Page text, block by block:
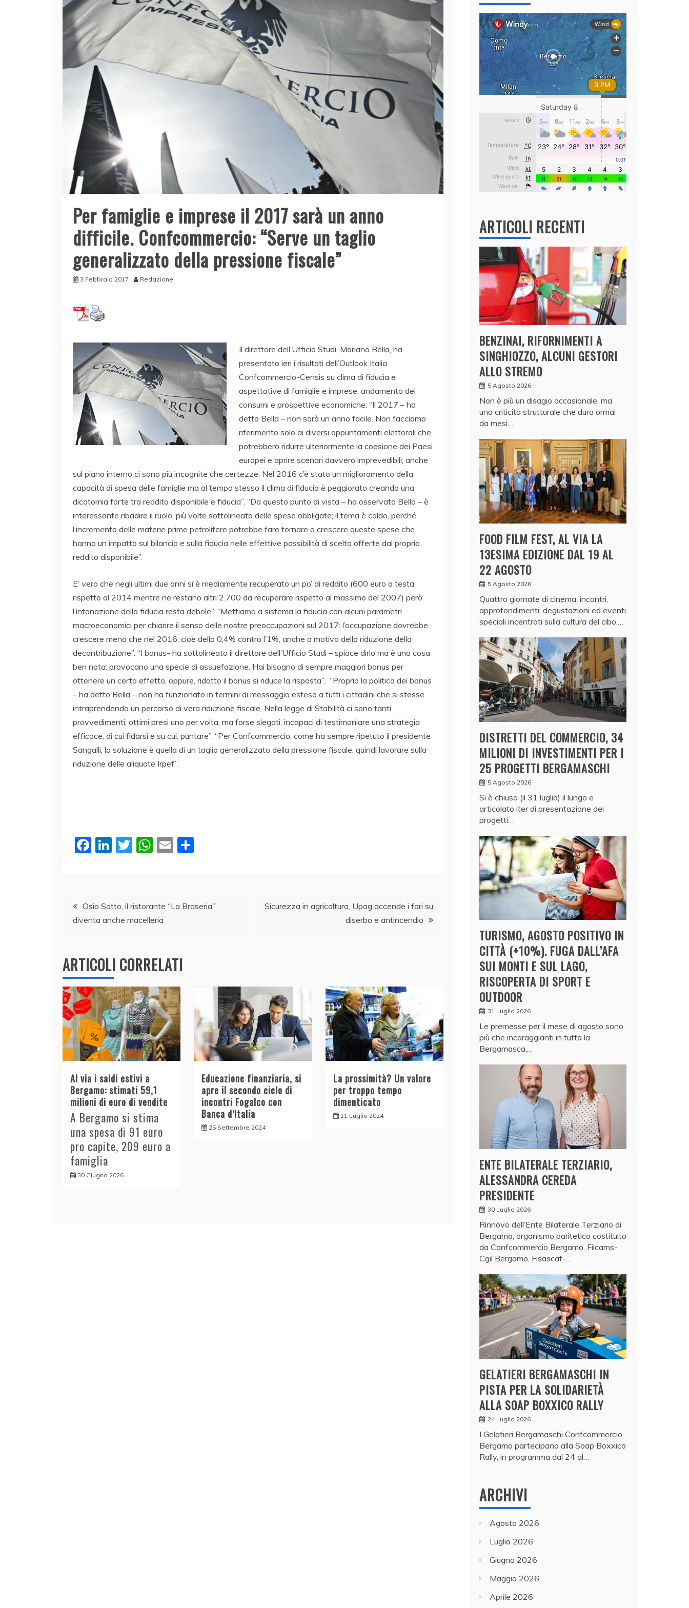
Per famiglie e imprese il 2017 sarà un anno
difficile. Confcommercio: “Serve un taglio
generalizzato della pressione fiscale”
3 Febbraio 2017 Redazione
Il direttore dell’Ufficio Studi, Mariano Bella, ha
presentato ieri i risultati dell’Outlook Italia
Confcommercio-Censis su clima di fiducia e
aspettative di famiglie e imprese, andamento dei
consumi e prospettive economiche. “Il 2017 – ha
detto Bella – non sarà un anno facile. Non facciamo
riferimento solo ai diversi appuntamenti elettorali che
potrebbero ridurre ulteriormente la coesione dei Paesi
europei e aprire scenari davvero imprevedibili; anche
sul piano interno ci sono più incognite che certezze. Nel 2016 c’è stato un miglioramento della
capacità di spesa delle famiglie ma al tempo stesso il clima di fiducia è peggiorato creando una
dicotomia forte tra reddito disponibile e fiducia”. “Da questo punto di vista – ha osservato Bella – è
interessante ribadire il ruolo, più volte sottolineato delle spese obbligate; il tema è caldo, perché
l’incremento delle materie prime petrolifere potrebbe fare tornare a crescere queste spese che
hanno un impatto sul bilancio e sulla fiducia nelle effettive possibilità di scelta offerte dal proprio
reddito disponibile”.
E’ vero che negli ultimi due anni si è mediamente recuperato un po’ di reddito (600 euro a testa
rispetto al 2014 mentre ne restano altri 2.700 da recuperare rispetto al massimo del 2007) però
l’intonazione della fiducia resta debole”. “Mettiamo a sistema la fiducia con alcuni parametri
macroeconomici per chiarire il senso delle nostre preoccupazioni sul 2017: l’occupazione dovrebbe
crescere meno che nel 2016, cioè dello 0,4% contro l’1%, anche a motivo della riduzione della
decontribuzione”. “I bonus- ha sottolineato il direttore dell’Ufficio Studi – spiace dirlo ma è una cosa
ben nota: provocano una specie di assuefazione. Hai bisogno di sempre maggiori bonus per
ottenere un certo effetto, oppure, ridotto il bonus si riduce la risposta”. “Proprio la politica dei bonus
– ha detto Bella – non ha funzionato in termini di messaggio esteso a tutti i cittadini che si stesse
intraprendendo un percorso di vera riduzione fiscale. Nella legge di Stabilità ci sono tanti
provvedimenti, ottimi presi uno per volta, ma forse slegati, incapaci di testimoniare una strategia
efficace, di cui fidarsi e su cui, puntare”. “Per Confcommercio, come ha sempre ripetuto il presidente
Sangalli, la soluzione è quella di un taglio generalizzato della pressione fiscale, quindi lavorare sulla
riduzione delle aliquote Irpef”.
F
b
o
k
Li
dI
n
T
W
A
p
E
vi
Navigazione
articoli
Osio Sotto, il ristorante “La Braseria”
diventa anche macelleria
Sicurezza in agricoltura, Upag accende i fari su
diserbo e antincendio
ARTICOLI CORRELATI
Al via i saldi estivi a
Bergamo: stimati 59,1
milioni di euro di vendite
A Bergamo si stima
una spesa di 91 euro
pro capite, 209 euro a
famiglia
30 Giugno 2026
Educazione finanziaria, si
apre il secondo ciclo di
incontri Fogalco con
Banca d’Italia
25 Settembre 2024
La prossimità? Un valore
per troppo tempo
dimenticato
11 Luglio 2024
ARTICOLI RECENTI
BENZINAI, RIFORNIMENTI A
SINGHIOZZO, ALCUNI GESTORI
ALLO STREMO
5 Agosto 2026
Non è più un disagio occasionale, ma
una criticità strutturale che dura ormai
da mesi…
FOOD FILM FEST, AL VIA LA
13ESIMA EDIZIONE DAL 19 AL
22 AGOSTO
5 Agosto 2026
Quattro giornate di cinema, incontri,
approfondimenti, degustazioni ed eventi
speciali incentrati sulla cultura del cibo.…
DISTRETTI DEL COMMERCIO, 34
MILIONI DI INVESTIMENTI PER I
25 PROGETTI BERGAMASCHI
5 Agosto 2026
Si è chiuso (il 31 luglio) il lungo e
articolato iter di presentazione dei
progetti…
TURISMO, AGOSTO POSITIVO IN
CITTÀ (+10%). FUGA DALL’AFA
SUI MONTI E SUL LAGO,
RISCOPERTA DI SPORT E
OUTDOOR
31 Luglio 2026
Le premesse per il mese di agosto sono
più che incoraggianti in tutta la
Bergamasca,…
ENTE BILATERALE TERZIARIO,
ALESSANDRA CEREDA
PRESIDENTE
30 Luglio 2026
Rinnovo dell’Ente Bilaterale Terziario di
Bergamo, organismo paritetico costituito
da Confcommercio Bergamo, Filcams-
Cgil Bergamo, Fisascat-…
GELATIERI BERGAMASCHI IN
PISTA PER LA SOLIDARIETÀ
ALLA SOAP BOXXICO RALLY
24 Luglio 2026
I Gelatieri Bergamaschi Confcommercio
Bergamo partecipano alla Soap Boxxico
Rally, in programma dal 24 al…
ARCHIVI
Agosto 2026
Luglio 2026
Giugno 2026
Maggio 2026
Aprile 2026